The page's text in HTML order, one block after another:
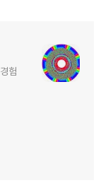
험